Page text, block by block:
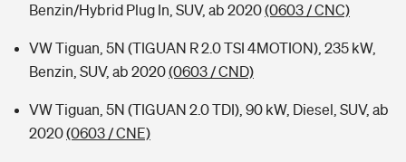
Benzin/Hybrid Plug In, SUV, ab 2020(0603 / CNC)
VW Tiguan, 5N (TIGUAN R 2.0 TSI 4MOTION), 235 kW,
Benzin, SUV, ab 2020(0603 / CND)
VW Tiguan, 5N (TIGUAN 2.0 TDI), 90 kW, Diesel, SUV, ab
2020(0603 / CNE)